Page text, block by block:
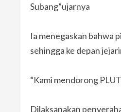
Subang”ujarnya
Ia menegaskan bahwa
sehingga ke depan
“Kami mendorong
Dilaksanakan